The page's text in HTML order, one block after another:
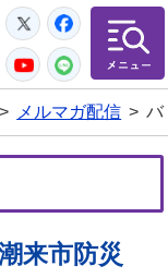
Twitter
YouTube
LINE
> メルマガ配信 > バ
来市防災